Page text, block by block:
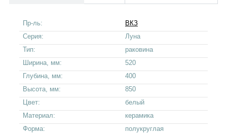
Пр-ль:
ВКЗ
Серия:
Луна
Тип:
раковина
Ширина, мм:
520
Глубина, мм:
400
Высота, мм:
850
Цвет:
белый
Материал:
керамика
Форма:
полукруглая